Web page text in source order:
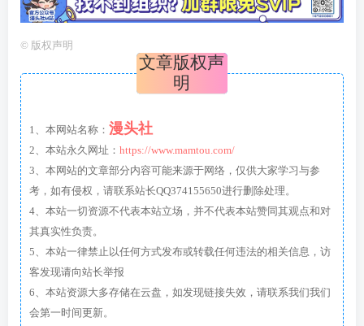
© 版权声明
文章版权声
明
1、本网站名称： 漫头社
2、本站永久网址： https://www.mamtou.com/
3、本网站的文章部分内容可能来源于网络，仅供大家学习与参
考，如有侵权，请联系站长QQ374155650进行删除处理。
4、本站一切资源不代表本站立场，并不代表本站赞同其观点和对
其真实性负责。
5、本站一律禁止以任何方式发布或转载任何违法的相关信息，访
客发现请向站长举报
6、本站资源大多存储在云盘，如发现链接失效，请联系我们我们
会第一时间更新。